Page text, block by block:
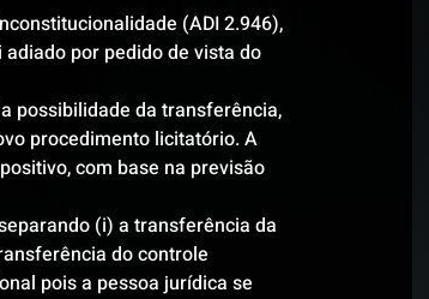
(ADI 2.946),
por pedido de vista do
possibilidade da transferência,
procedimento licitatório. A
com base na previsão
(i) a transferência da
do controle
pois a pessoa jurídica se